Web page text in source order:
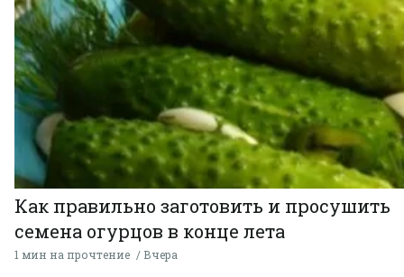
Как правильно заготовить и просушить
семена огурцов в конце лета
1 мин на прочтение Вчера